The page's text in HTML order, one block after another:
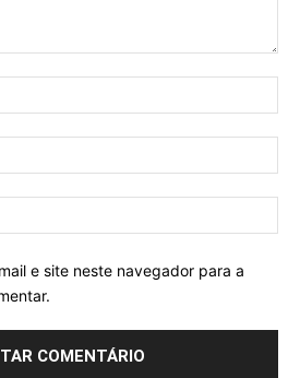
e site neste navegador para a